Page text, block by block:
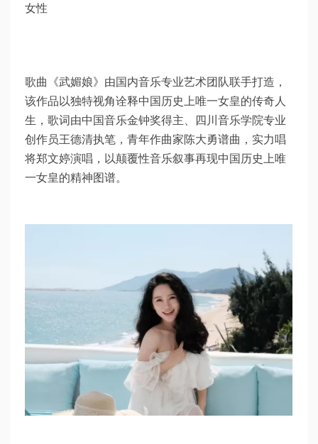
女性
歌曲《武媚娘》由国内音乐专业艺术团队联手打造，
该作品以独特视角诠释中国历史上唯一女皇的传奇人
生，歌词由中国音乐金钟奖得主、四川音乐学院专业
创作员王德清执笔，青年作曲家陈大勇谱曲，实力唱
将郑文婷演唱，以颠覆性音乐叙事再现中国历史上唯
一女皇的精神图谱。